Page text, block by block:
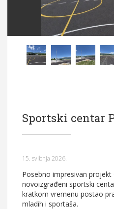
Općina Hrvace
Općinska tijela
Dokumenti
Sportski centar
15. svibnja 2026.
Posebno impresivan
novoizgrađeni sportski
kratkom vremenu postao
mladih i sportaša.